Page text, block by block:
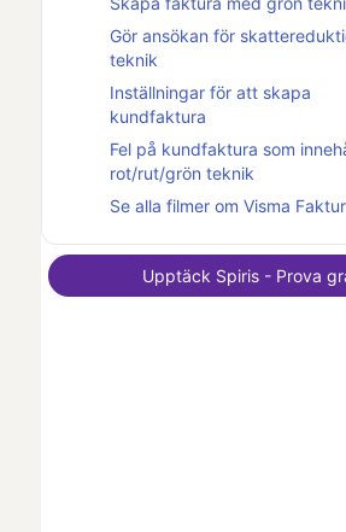
Gör ansökan för
teknik
Inställningar för att skapa
kundfaktura
Fel på kundfaktura som
rot/rut/grön teknik
Se alla filmer om Visma
Upptäck Spiris - Prova